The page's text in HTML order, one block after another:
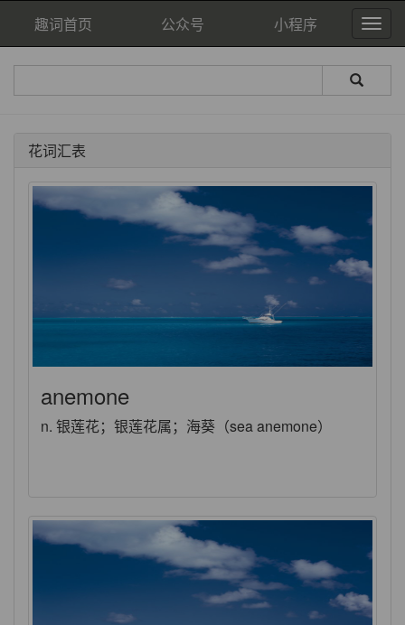
趣词首页 公众号 小程序
花词汇表
anemone
n. 银莲花；银莲花属；海葵（sea anemone）